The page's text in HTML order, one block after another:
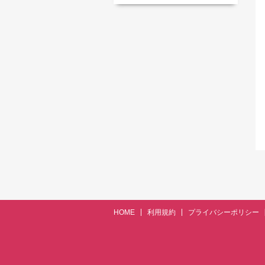
HOME 利用規約 プライバシーポリシー